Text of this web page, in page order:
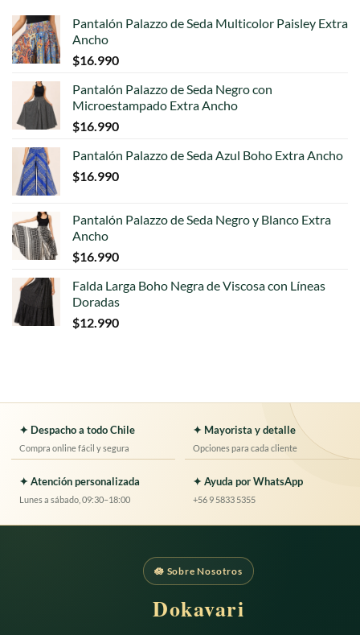
Pantalón Palazzo de Seda Multicolor Paisley Extra
Ancho
$16.990
Pantalón Palazzo de Seda Negro con
Microestampado Extra Ancho
$16.990
Pantalón Palazzo de Seda Azul Boho Extra Ancho
$16.990
Pantalón Palazzo de Seda Negro y Blanco Extra
Ancho
$16.990
Falda Larga Boho Negra de Viscosa con Líneas
Doradas
$12.990
✦ Despacho a todo Chile
Compra online fácil y segura
✦ Mayorista y detalle
Opciones para cada cliente
✦ Atención personalizada
Lunes a sábado, 09:30–18:00
✦ Ayuda por WhatsApp
+56 9 5833 5355
🪷 Sobre Nosotros
Dokavari